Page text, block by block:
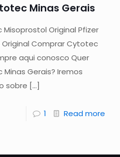
Minas Gerais
Original Pfizer
Comprar Cytotec
aqui conosco Quer
Gerais? Iremos
sobre […]
1 Read more